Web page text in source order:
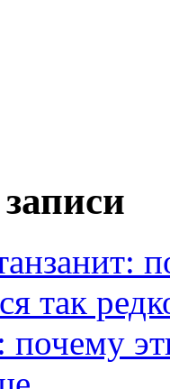
так